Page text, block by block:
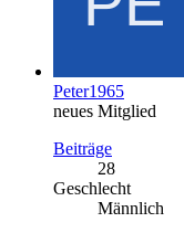
Peter1965
neues Mitglied
Beiträge
28
Geschlecht
Männlich